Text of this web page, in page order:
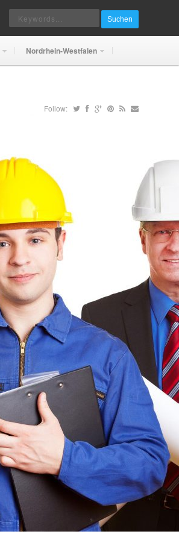
Suchen
Nordrhein-Westfalen
Follow: